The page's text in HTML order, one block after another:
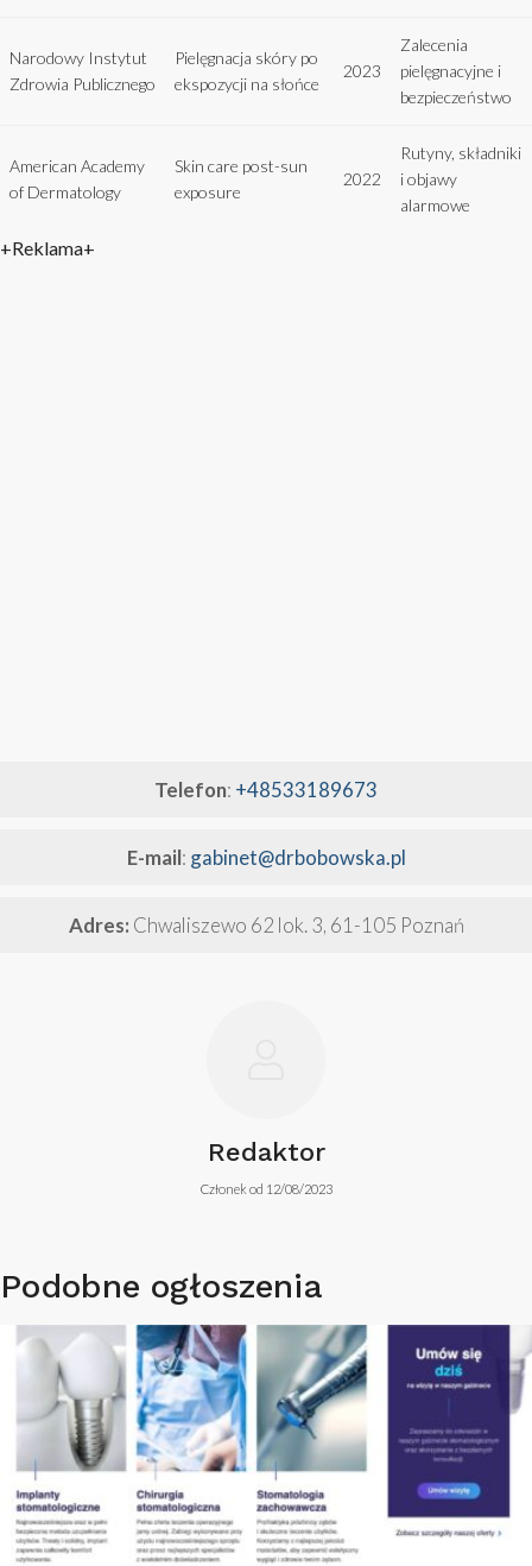
Narodowy Instytut
Zdrowia Publicznego
Pielęgnacja skóry po
ekspozycji na słońce
2023
Zalecenia
pielęgnacyjne i
bezpieczeństwo
American Academy
of Dermatology
Skin care post-sun
exposure
2022
Rutyny, składniki
i objawy
alarmowe
+Reklama+
Telefon: +48533189673
E-mail: gabinet@drbobowska.pl
Adres: Chwaliszewo 62 lok. 3, 61-105 Poznań
Redaktor
Członek od 12/08/2023
Podobne ogłoszenia